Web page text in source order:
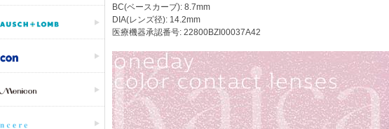
BC(ベースカーブ): 8.7mm
DIA(レンズ径): 14.2mm
医療機器承認番号: 22800BZI00037A42